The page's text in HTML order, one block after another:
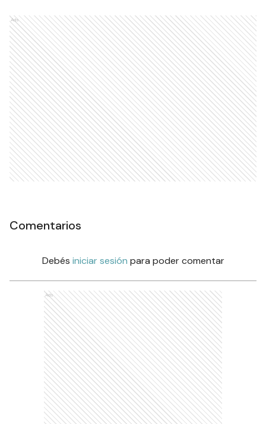
Ads
Comentarios
Debés iniciar sesión para poder comentar
Ads